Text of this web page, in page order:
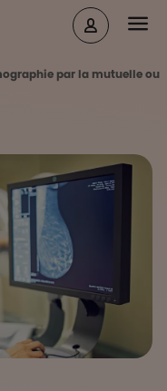
par la mutuelle ou